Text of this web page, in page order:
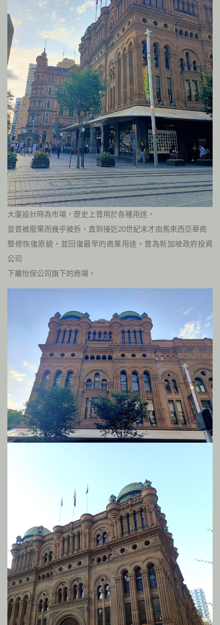
大廈設計時為市場，歷史上曾用於各種用途，
並曾被廢棄而幾乎被拆，直到接近20世紀末才由馬來西亞華商
整修恢復原貌，並回復最早的商業用途，曾為新加坡政府投資
公司
下屬怡保公司旗下的商場。